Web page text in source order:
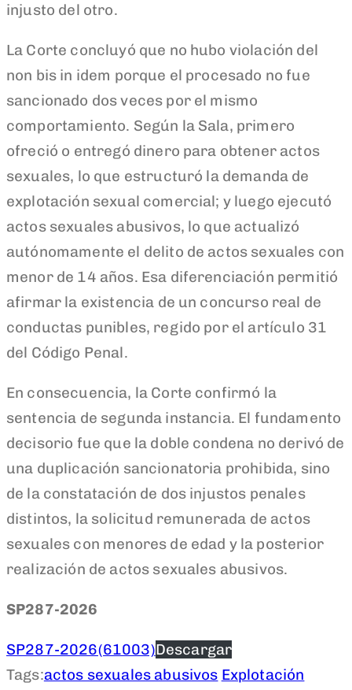
injusto del otro.
La Corte concluyó que no hubo violación del
non bis in idem porque el procesado no fue
sancionado dos veces por el mismo
comportamiento. Según la Sala, primero
ofreció o entregó dinero para obtener actos
sexuales, lo que estructuró la demanda de
explotación sexual comercial; y luego ejecutó
actos sexuales abusivos, lo que actualizó
autónomamente el delito de actos sexuales con
menor de 14 años. Esa diferenciación permitió
afirmar la existencia de un concurso real de
conductas punibles, regido por el artículo 31
del Código Penal.
En consecuencia, la Corte confirmó la
sentencia de segunda instancia. El fundamento
decisorio fue que la doble condena no derivó de
una duplicación sancionatoria prohibida, sino
de la constatación de dos injustos penales
distintos, la solicitud remunerada de actos
sexuales con menores de edad y la posterior
realización de actos sexuales abusivos.
SP287-2026
SP287-2026(61003)Descargar
Tags:actos sexuales abusivos Explotación